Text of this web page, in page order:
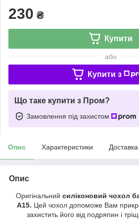
230 ₴
Купити
або
Купити з
Що таке купити з Пром?
Замовлення під захистом
Опис Характеристики Доставка
Опис
Оригінальний силіконовий чохол
A15. Цей чохол допоможе Вам
захистить його від подряпин і